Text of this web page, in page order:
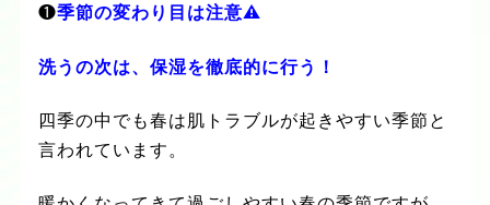
❶季節の変わり目は注意⚠️
洗うの次は、保湿を徹底的に行う！
四季の中でも春は肌トラブルが起きやすい季節と
言われています。